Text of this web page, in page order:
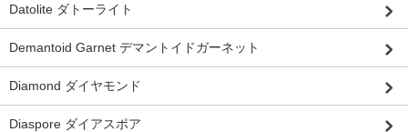
Datolite ダトーライト
Demantoid Garnet デマントイドガーネット
Diamond ダイヤモンド
Diaspore ダイアスポア